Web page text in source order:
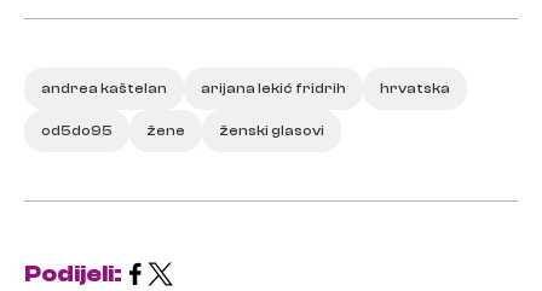
andrea kaštelan arijana lekić fridrih hrvatska
od5do95 žene ženski glasovi
Podijeli: